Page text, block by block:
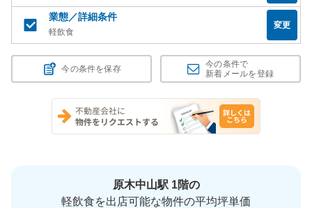
業態／詳細条件
軽飲食
変更
今の条件を保存
今の条件で
新着メールを登録
原木中山駅 1階の
軽飲食を出店可能な物件の平均坪単価